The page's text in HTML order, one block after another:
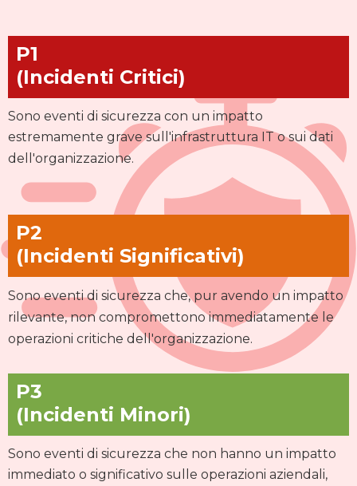
P1
(Incidenti Critici)
Sono eventi di sicurezza con un impatto
estremamente grave sull'infrastruttura IT o sui dati
dell'organizzazione.
P2
(Incidenti Significativi)
Sono eventi di sicurezza che, pur avendo un impatto
rilevante, non compromettono immediatamente le
operazioni critiche dell'organizzazione.
P3
(Incidenti Minori)
Sono eventi di sicurezza che non hanno un impatto
immediato o significativo sulle operazioni aziendali,